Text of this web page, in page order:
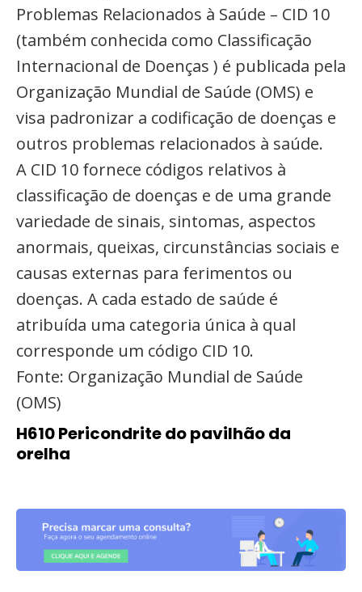
Problemas Relacionados à Saúde – CID 10
(também conhecida como Classificação
Internacional de Doenças ) é publicada pela
Organização Mundial de Saúde (OMS) e
visa padronizar a codificação de doenças e
outros problemas relacionados à saúde.
A CID 10 fornece códigos relativos à
classificação de doenças e de uma grande
variedade de sinais, sintomas, aspectos
anormais, queixas, circunstâncias sociais e
causas externas para ferimentos ou
doenças. A cada estado de saúde é
atribuída uma categoria única à qual
corresponde um código CID 10.
Fonte: Organização Mundial de Saúde
(OMS)
H610 Pericondrite do pavilhão da
orelha